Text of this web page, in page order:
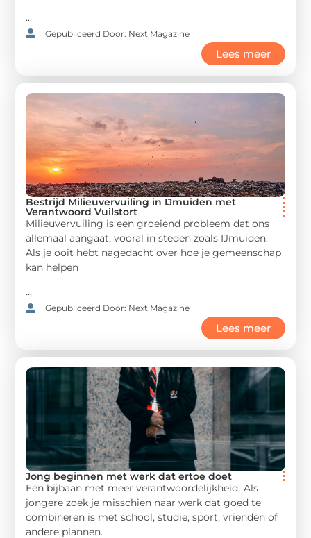
...
Gepubliceerd Door: Next Magazine
Lees meer
Bestrijd Milieuvervuiling in IJmuiden met
Verantwoord Vuilstort
Milieuvervuiling is een groeiend probleem dat ons
allemaal aangaat, vooral in steden zoals IJmuiden.
Als je ooit hebt nagedacht over hoe je gemeenschap
kan helpen
...
Gepubliceerd Door: Next Magazine
Lees meer
Jong beginnen met werk dat ertoe doet
Een bijbaan met meer verantwoordelijkheid Als
jongere zoek je misschien naar werk dat goed te
combineren is met school, studie, sport, vrienden of
andere plannen.